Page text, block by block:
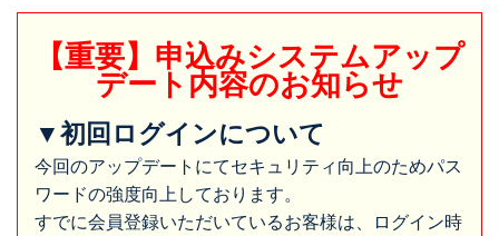
【重要】申込みシステムアップ
デート内容のお知らせ
▼初回ログインについて
今回のアップデートにてセキュリティ向上のためパス
ワードの強度向上しております。
すでに会員登録いただいているお客様は、ログイン時